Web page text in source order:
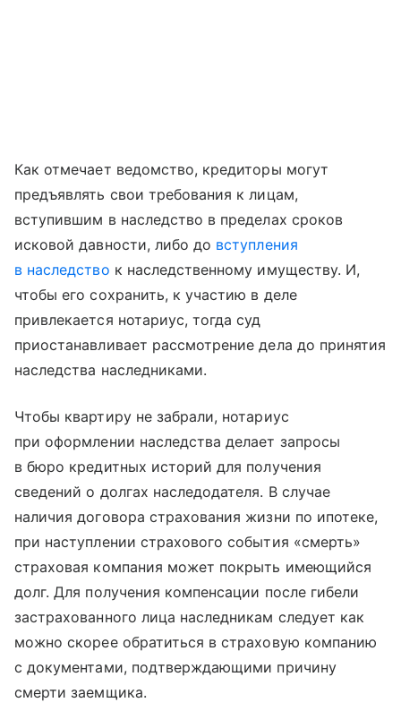
Как отмечает ведомство, кредиторы могут
предъявлять свои требования к лицам,
вступившим в наследство в пределах сроков
исковой давности, либо до вступления
в наследство к наследственному имуществу. И,
чтобы его сохранить, к участию в деле
привлекается нотариус, тогда суд
приостанавливает рассмотрение дела до принятия
наследства наследниками.
Чтобы квартиру не забрали, нотариус
при оформлении наследства делает запросы
в бюро кредитных историй для получения
сведений о долгах наследодателя. В случае
наличия договора страхования жизни по ипотеке,
при наступлении страхового события «смерть»
страховая компания может покрыть имеющийся
долг. Для получения компенсации после гибели
застрахованного лица наследникам следует как
можно скорее обратиться в страховую компанию
с документами, подтверждающими причину
смерти заемщика.